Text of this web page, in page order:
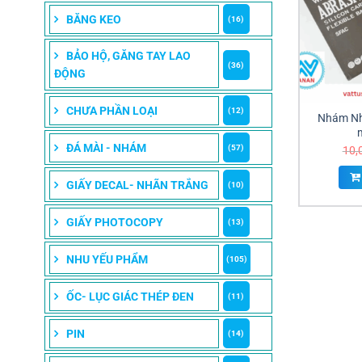
BĂNG KEO (16)
BẢO HỘ, GĂNG TAY LAO
ĐỘNG
(36)
CHƯA PHẦN LOẠI (12)
ĐÁ MÀI - NHÁM (57)
GIẤY DECAL- NHÃN TRẮNG (10)
GIẤY PHOTOCOPY (13)
NHU YẾU PHẨM (105)
ỐC- LỤC GIÁC THÉP ĐEN (11)
PIN (14)
Nhám